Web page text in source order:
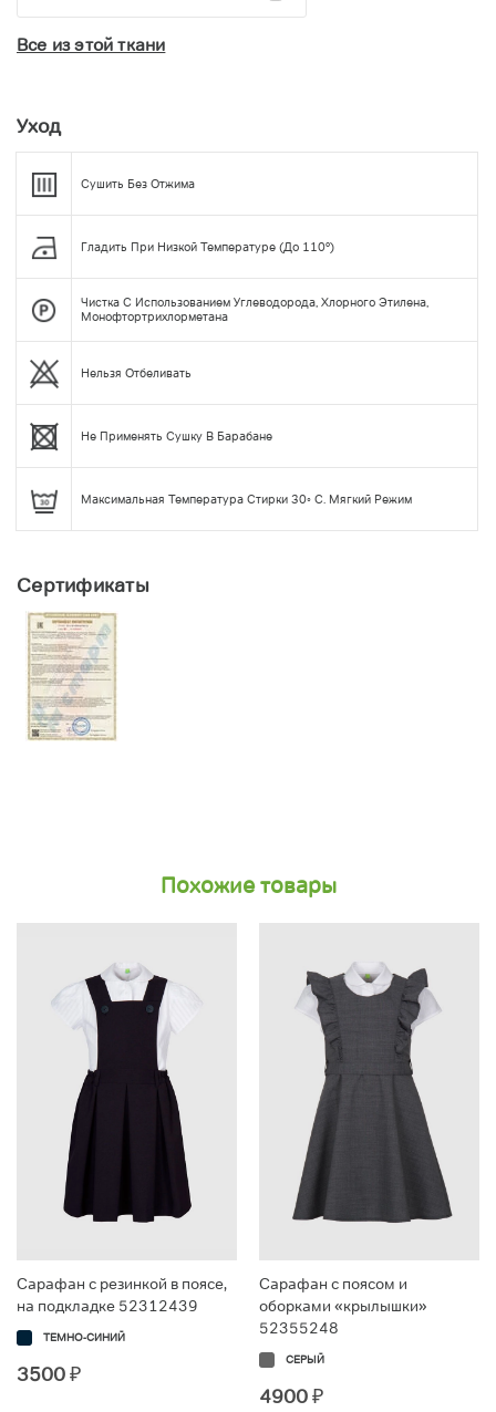
Все из этой ткани
Уход
Сушить Без Отжима
Гладить При Низкой Температуре (до 110°)
Чистка С Использованием Углеводорода, Хлорного Этилена,
Монофтортрихлорметана
Нельзя Отбеливать
Не Применять Сушку В Барабане
Максимальная Температура Стирки 30◦ С. Мягкий Режим
Сертификаты
Похожие товары
Сарафан с резинкой в поясе,
на подкладке 52312439
ТЕМНО-СИНИЙ
3500₽
Сарафан с поясом и
оборками «крылышки»
52355248
СЕРЫЙ
4900₽